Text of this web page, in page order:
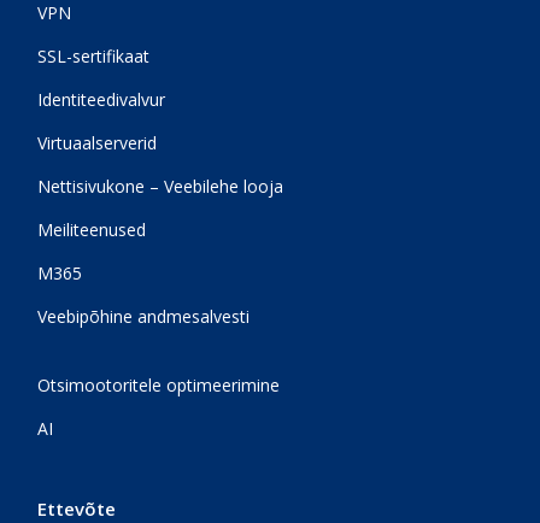
VPN
SSL-sertifikaat
Identiteedivalvur
Virtuaalserverid
Nettisivukone – Veebilehe looja
Meiliteenused
M365
Veebipõhine andmesalvesti
Otsimootoritele optimeerimine
AI
Ettevõte